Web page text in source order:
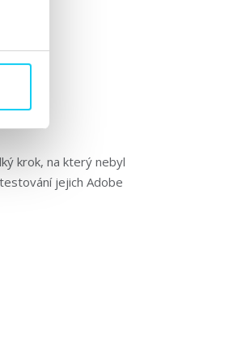
krok, na který nebyl
jejich Adobe